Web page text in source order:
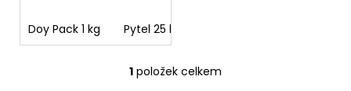
Doy Pack 1 kg Pytel 25 kg
O
1 položek celkem